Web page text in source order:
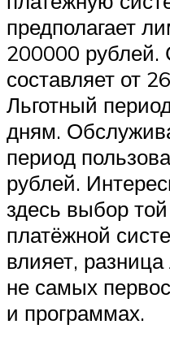
предполагает
200000 рублей.
составляет от
Льготный
дням.
период
рублей.
здесь выбор
платёжной
влияет,
не самых
и программах.